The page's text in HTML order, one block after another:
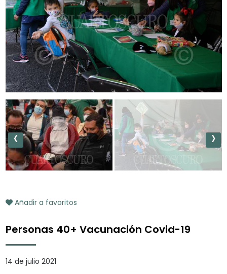
‹ ›
Añadir a favoritos
Personas 40+ Vacunación Covid-19
14 de julio 2021